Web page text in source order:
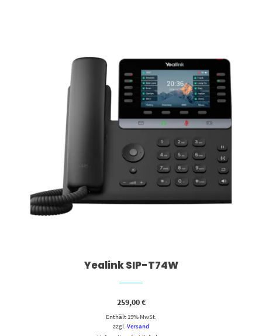
Yealink SIP-T74W
259,00€
Enthält 19% MwSt.
zzgl.Versand